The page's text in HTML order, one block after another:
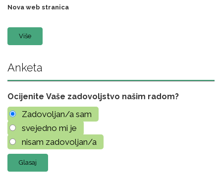
Nova web stranica
Više
Anketa
Ocijenite Vaše zadovoljstvo našim radom?
Zadovoljan/a sam
svejedno mi je
nisam zadovoljan/a